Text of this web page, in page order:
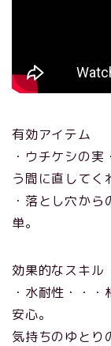
有効アイテム
・ウチケシの
う間に直してく
・落とし穴か
単。
効果的なスキル
・水耐性・・
安心。
気持ちのゆとり